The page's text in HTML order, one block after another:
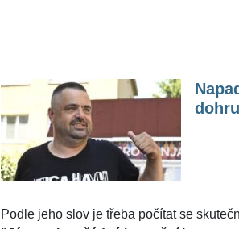
Podle jeho slov je třeba počítat se